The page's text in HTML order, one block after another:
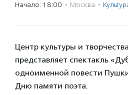
Начало: 18:00 · Москва ·
Центр культуры и
представляет спектакль
одноименной повести
Дню памяти поэта.